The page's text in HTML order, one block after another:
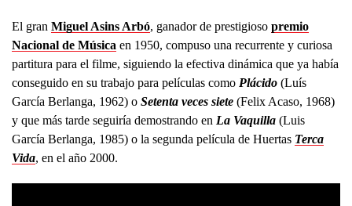
El gran Miguel Asins Arbó, ganador de prestigioso premio
Nacional de Música en 1950, compuso una recurrente y curiosa
partitura para el filme, siguiendo la efectiva dinámica que ya había
conseguido en su trabajo para películas como Plácido (Luís
García Berlanga, 1962) o Setenta veces siete (Felix Acaso, 1968)
y que más tarde seguiría demostrando en La Vaquilla (Luis
García Berlanga, 1985) o la segunda película de Huertas Terca
Vida, en el año 2000.